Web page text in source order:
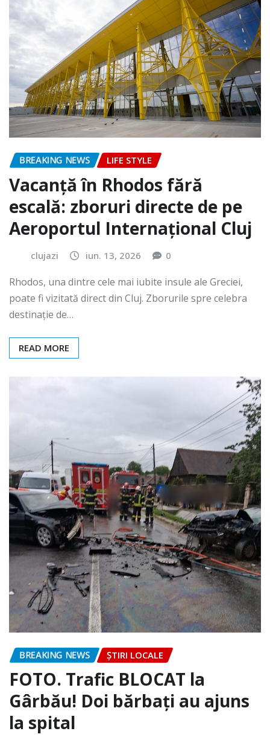
BREAKING NEWS LIFE STYLE
Vacanță în Rhodos fără
escală: zboruri directe de pe
Aeroportul Internațional Cluj
clujazi iun. 13, 2026 0
Rhodos, una dintre cele mai iubite insule ale Greciei,
poate fi vizitată direct din Cluj. Zborurile spre celebra
destinație de…
READ MORE
BREAKING NEWS ȘTIRI LOCALE
FOTO. Trafic BLOCAT la
Gârbău! Doi bărbați au ajuns
la spital